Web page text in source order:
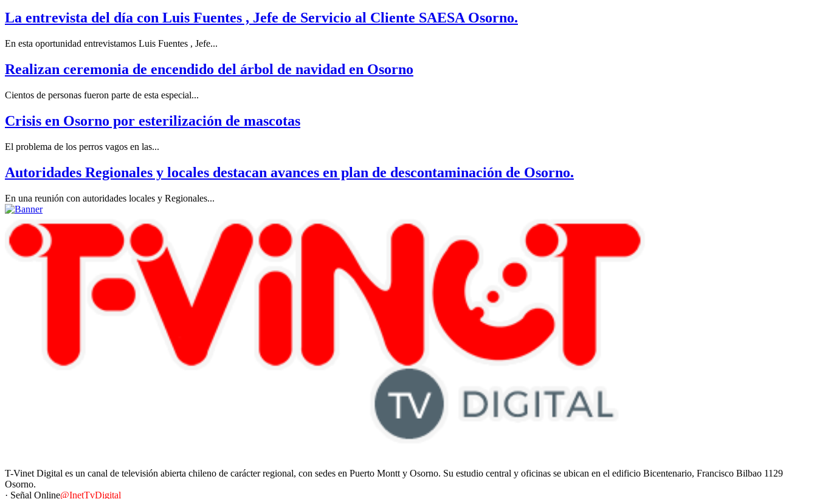
La entrevista del día con Luis Fuentes , Jefe de Servicio al Cliente SAESA Osorno.
En esta oportunidad entrevistamos Luis Fuentes , Jefe...
Realizan ceremonia de encendido del árbol de navidad en Osorno
Cientos de personas fueron parte de esta especial...
Crisis en Osorno por esterilización de mascotas
El problema de los perros vagos en las...
Autoridades Regionales y locales destacan avances en plan de descontaminación de Osorno.
En una reunión con autoridades locales y Regionales...
T-Vinet Digital es un canal de televisión abierta chileno de carácter regional, con sedes en Puerto Montt y Osorno. Su estudio central y oficinas se ubican en el edificio Bicentenario, Francisco Bilbao 1129
Osorno.
· Señal Online@InetTvDigital